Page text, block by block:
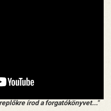
írod a forgatókönyvet..."